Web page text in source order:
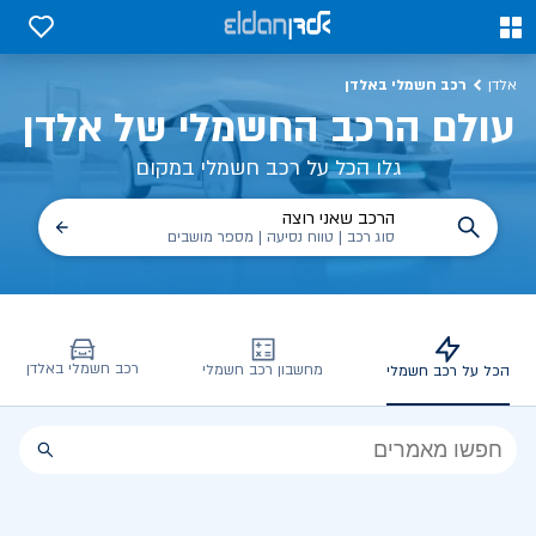
0
0
אלדן רכב חשמלי באלדן
עולם הרכב החשמלי של אלדן
גלו הכל על רכב חשמלי במקום
הרכב שאני רוצה
סוג רכב | טווח נסיעה | מספר מושבים
הכל על רכב חשמלי מחשבון רכב חשמלי רכב חשמלי באלדן
הכל